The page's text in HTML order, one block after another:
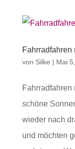
Fahrradfahren
von Silke | Mai
Fahrradfahren
schöne
wieder nach
und möchten